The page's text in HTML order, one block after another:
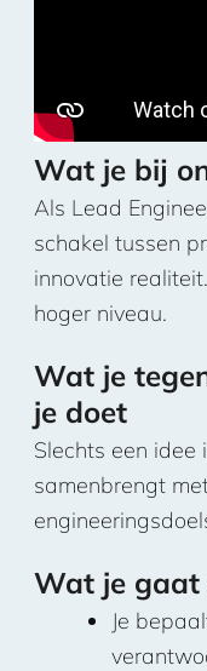
Wat je bij
Als Lead
schakel tussen
innovatie
hoger niveau.
Wat je
je doet
Slechts een
samenbrengt
Wat je gaat
Je